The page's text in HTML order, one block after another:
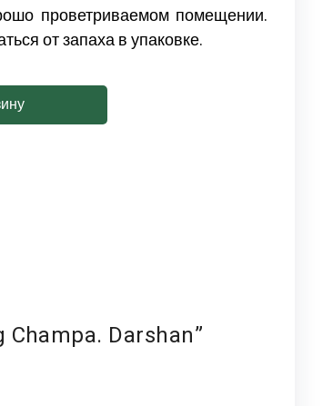
проветриваемом помещении.
от запаха в упаковке.
Champa. Darshan”